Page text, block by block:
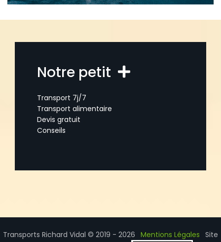
Notre petit
Transport 7j/7
Transport alimentaire
Devis gratuit
Conseils
Transports Richard Vidal © 2019 - 2026 Mentions Légales Site